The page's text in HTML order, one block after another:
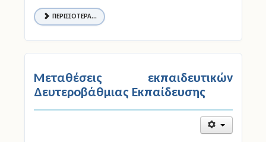
ΠΕΡΙΣΣΌΤΕΡΑ...
Μεταθέσεις εκπαιδευτικών
Δευτεροβάθμιας Εκπαίδευσης